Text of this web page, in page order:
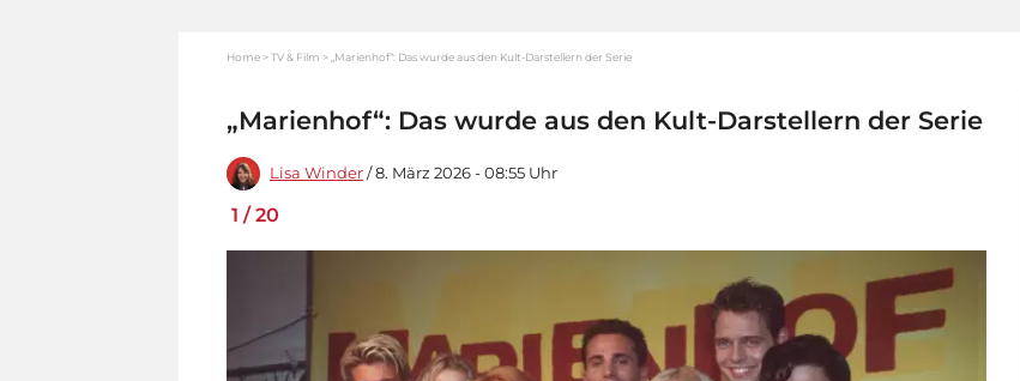
Home TV & Film „Marienhof“: Das wurde aus den Kult-Darstellern der Serie
„Marienhof“: Das wurde aus den Kult-Darstellern der Serie
Lisa Winder / 8. März 2026 - 08:55 Uhr
1 /20